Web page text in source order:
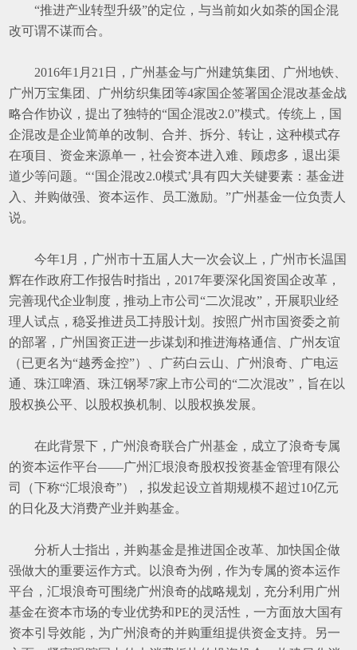
“推进产业转型升级”的定位，与当前如火如荼的国企混
改可谓不谋而合。
2016年1 月 21 日，广州基金与广州建筑集团、广州地铁、
广州万宝集团、广州纺织集团等4家国企签署国企混改基金战
略合作协议，提出了独特的“国企混改2.0”模式。传统上，国
企混改是企业简单的改制、合并、拆分、转让，这种模式存
在项目、资金来源单一，社会资本进入难、顾虑多，退出渠
道少等问题。“‘国企混改2.0模式’具有四大关键要素：基金进
入、并购做强、资本运作、员工激励。”广州基金一位负责人
说。
今年1 月，广州市十五届人大一次会议上，广州市长温国
辉在作政府工作报告时指出， 2017年要深化国资国企改革，
完善现代企业制度，推动上市公司“二次混改” ，开展职业经
理人试点，稳妥推进员工持股计划。按照广州市国资委之前
的部署，广州国资正进一步谋划和推进海格通信、广州友谊
（已更名为“越秀金控”）、广药白云山、广州浪奇、广电运
通、珠江啤酒、珠江钢琴7家上市公司的“二次混改” ，旨在以
股权换公平、以股权换机制、以股权换发展。
在此背景下，广州浪奇联合广州基金，成立了浪奇专属
的资本运作平台——广州汇垠浪奇股权投资基金管理有限公
司（下称“汇垠浪奇”），拟发起设立首期规模不超过10亿元
的日化及大消费产业并购基金。
分析人士指出，并购基金是推进国企改革、加快国企做
强做大的重要运作方式。以浪奇为例，作为专属的资本运作
平台，汇垠浪奇可围绕广州浪奇的战略规划，充分利用广州
基金在资本市场的专业优势和PE的灵活性，一方面放大国有
资本引导效能，为广州浪奇的并购重组提供资金支持。另一